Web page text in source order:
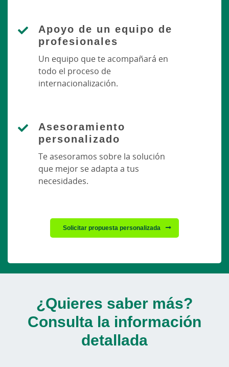
Apoyo de un equipo de
profesionales
Un equipo que te acompañará en
todo el proceso de
internacionalización.
Asesoramiento
personalizado
Te asesoramos sobre la solución
que mejor se adapta a tus
necesidades.
Solicitar propuesta personalizada
¿Quieres saber más?
Consulta la información
detallada